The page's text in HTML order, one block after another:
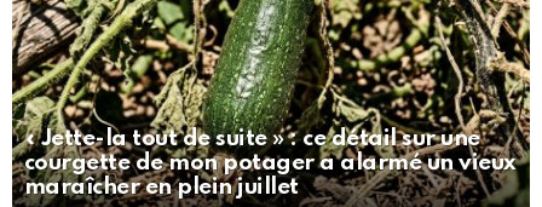
« Jette-la tout de suite » : ce détail sur une
courgette de mon potager a alarmé un vieux
maraîcher en plein juillet